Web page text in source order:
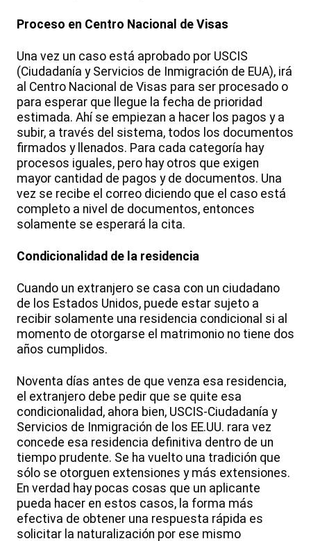
Proceso en Centro Nacional de Visas
Una vez un caso está aprobado por USCIS
(Ciudadanía y Servicios de Inmigración de EUA), irá
al Centro Nacional de Visas para ser procesado o
para esperar que llegue la fecha de prioridad
estimada. Ahí se empiezan a hacer los pagos y a
subir, a través del sistema, todos los documentos
firmados y llenados. Para cada categoría hay
procesos iguales, pero hay otros que exigen
mayor cantidad de pagos y de documentos. Una
vez se recibe el correo diciendo que el caso está
completo a nivel de documentos, entonces
solamente se esperará la cita.
Condicionalidad de la residencia
Cuando un extranjero se casa con un ciudadano
de los Estados Unidos, puede estar sujeto a
recibir solamente una residencia condicional si al
momento de otorgarse el matrimonio no tiene dos
años cumplidos.
Noventa días antes de que venza esa residencia,
el extranjero debe pedir que se quite esa
condicionalidad, ahora bien, USCIS-Ciudadanía y
Servicios de Inmigración de los EE.UU. rara vez
concede esa residencia definitiva dentro de un
tiempo prudente. Se ha vuelto una tradición que
sólo se otorguen extensiones y más extensiones.
En verdad hay pocas cosas que un aplicante
pueda hacer en estos casos, la forma más
efectiva de obtener una respuesta rápida es
solicitar la naturalización por ese mismo